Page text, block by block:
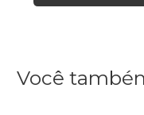
Você